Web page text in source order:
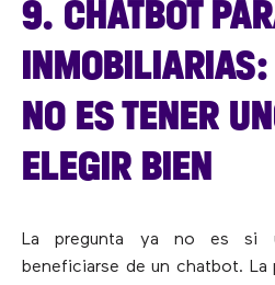
9. CHATBOT
NO ES TENER
ELEGIR BIEN
La pregunta ya no es si
beneficiarse de un chatbot. La